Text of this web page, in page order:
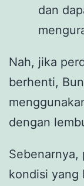
dan
Nah, jika
berhenti,
dengan
Sebenarnya,
kondisi yang